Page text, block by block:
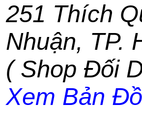
251 Thích
Nhuận, TP.
( Shop Đối
Xem Bản